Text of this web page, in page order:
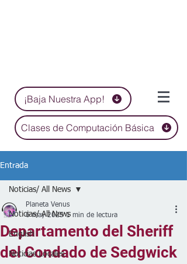
¡Baja Nuestra App!
Clases de Computación Básica
Entrada
Noticias/ All News
English
Noticias Locales
Noticias/ All News
Departamento del Sheriff
del Condado de Sedgwick
Planeta Venus
6 may 2025 1 min de lectura